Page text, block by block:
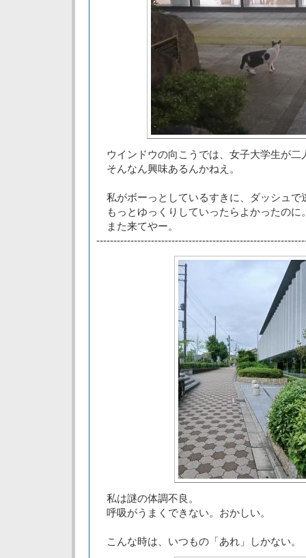
ウインドウの向こうでは、女子大学生が二
そんなん興味あるんかねえ。
私がボーっとしているすきに、ダッシュで
もっとゆっくりしていったらよかったのに
また来てやー。
私は謎の体調不良。
呼吸がうまくできない。おかしい。
こんな時は、いつもの「あれ」しかない。